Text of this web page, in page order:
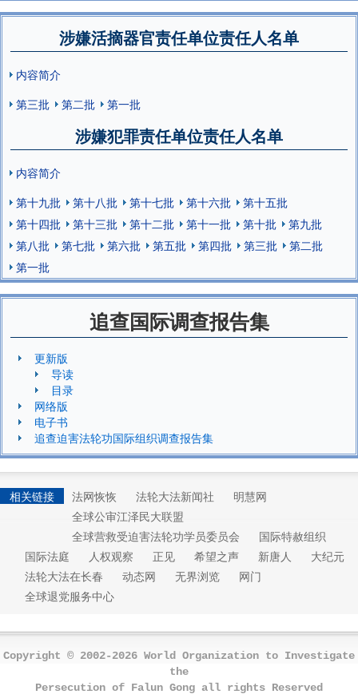
涉嫌活摘器官责任单位责任人名单
内容简介
第三批
第二批 第一批
涉嫌犯罪责任单位责任人名单
内容简介
第十九批
第十八批 第十七批 第十六批
第十五批
第十四批
第十三批 第十二批 第十一批 第十批
第九批
第八批
第七批 第六批 第五批 第四批 第三批
第二批
第一批
追查国际调查报告集
更新版
导读
目录
网络版
电子书
追查迫害法轮功国际组织调查报告集
相关链接 法网恢恢 法轮大法新闻社
明慧网
全球公审江泽民大联盟
全球营救受迫害法轮功学员委员会
国际特赦组织
国际法庭
人权观察 正见 希望之声 新唐人
大纪元
法轮大法在长春
动态网 无界浏览
网门
全球退党服务中心
Copyright © 2002-2026 World Organization to Investigate
the
Persecution of Falun Gong all rights Reserved